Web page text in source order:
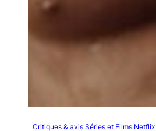
Critiques & avis Séries et Films Netflix